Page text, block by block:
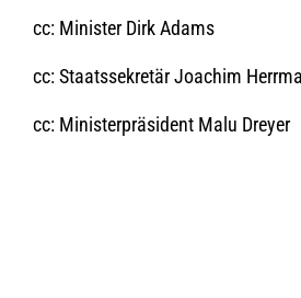
cc: Minister Dirk Adams
cc: Staatssekretär Joachim
cc: Ministerpräsident Malu Dreyer